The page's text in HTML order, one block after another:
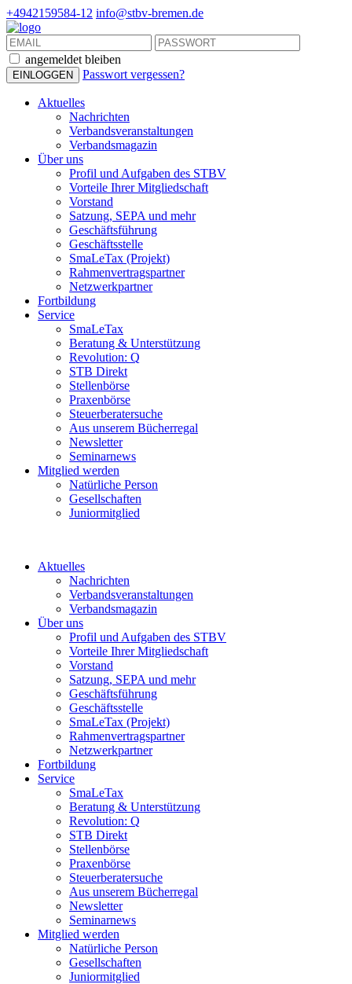
+4942159584-12 info@stbv-bremen.de
angemeldet bleiben
Passwort vergessen?
Aktuelles
Nachrichten
Verbandsveranstaltungen
Verbandsmagazin
Über uns
Profil und Aufgaben des STBV
Vorteile Ihrer Mitgliedschaft
Vorstand
Satzung, SEPA und mehr
Geschäftsführung
Geschäftsstelle
SmaLeTax (Projekt)
Rahmenvertragspartner
Netzwerkpartner
Fortbildung
Service
SmaLeTax
Beratung & Unterstützung
Revolution: Q
STB Direkt
Stellenbörse
Praxenbörse
Steuerberatersuche
Aus unserem Bücherregal
Newsletter
Seminarnews
Mitglied werden
Natürliche Person
Gesellschaften
Juniormitglied
Aktuelles
Nachrichten
Verbandsveranstaltungen
Verbandsmagazin
Über uns
Profil und Aufgaben des STBV
Vorteile Ihrer Mitgliedschaft
Vorstand
Satzung, SEPA und mehr
Geschäftsführung
Geschäftsstelle
SmaLeTax (Projekt)
Rahmenvertragspartner
Netzwerkpartner
Fortbildung
Service
SmaLeTax
Beratung & Unterstützung
Revolution: Q
STB Direkt
Stellenbörse
Praxenbörse
Steuerberatersuche
Aus unserem Bücherregal
Newsletter
Seminarnews
Mitglied werden
Natürliche Person
Gesellschaften
Juniormitglied